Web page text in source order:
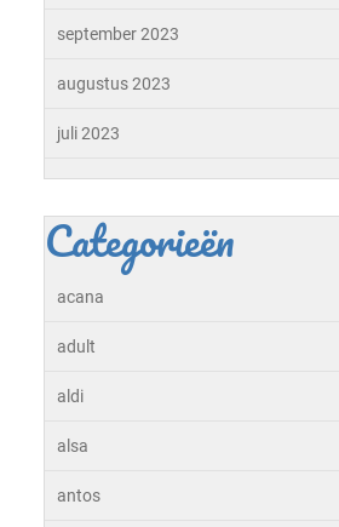
september 2023
augustus 2023
juli 2023
Categorieën
acana
adult
aldi
alsa
antos